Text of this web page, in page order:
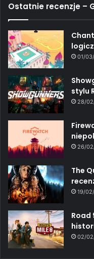
Ostatnie recenzje –
01/
stylu
28/
26/
The
19/
Road
02/